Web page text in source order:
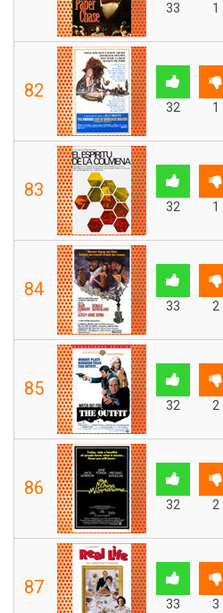
33 1
82
32 1
83
32 1
84
33 2
85
32 2
86
32 2
87
33 3